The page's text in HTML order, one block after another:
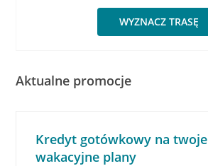
WYZNACZ TRASĘ
Aktualne promocje
Kredyt gotówkowy na twoje
wakacyjne plany